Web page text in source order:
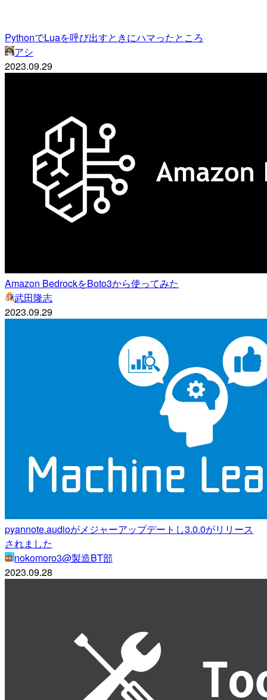
PythonでLuaを呼び出すときにハマったところ
アシ
2023.09.29
Amazon BedrockをBoto3から使ってみた
武田隆志
2023.09.29
pyannote.audioがメジャーアップデートし3.0.0がリリース
されました
nokomoro3@製造BT部
2023.09.28